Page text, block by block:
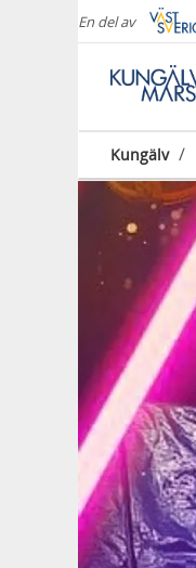
En del av
Kungälv /